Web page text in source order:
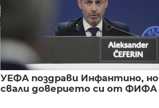
УЕФА поздрави Инфантино, но
свали доверието си от ФИФА